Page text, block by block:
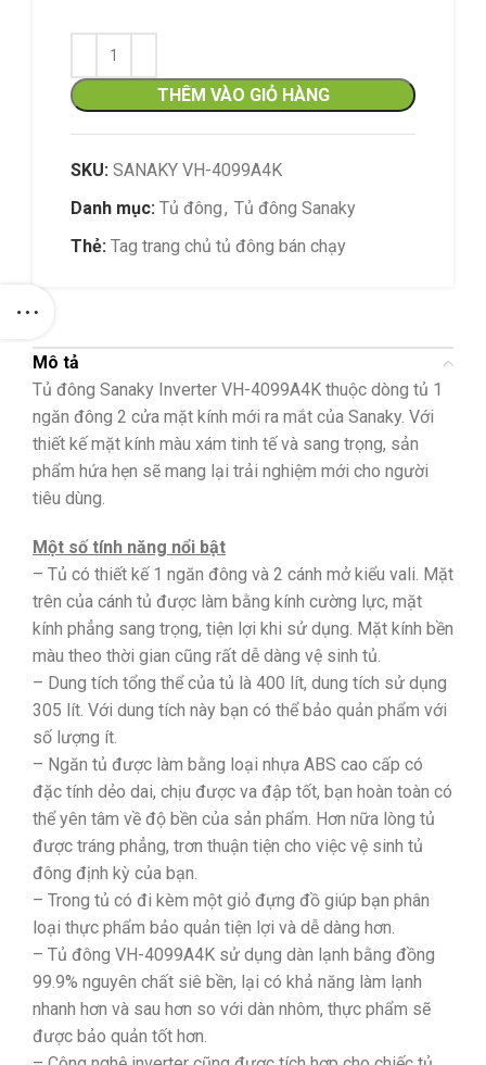
THÊM VÀO GIỎ HÀNG
SKU: SANAKY VH-4099A4K
Danh mục: Tủ đông, Tủ đông Sanaky
Thẻ: Tag trang chủ tủ đông bán chạy
Mô tả
Tủ đông Sanaky Inverter VH-4099A4K thuộc dòng tủ 1
ngăn đông 2 cửa mặt kính mới ra mắt của Sanaky. Với
thiết kế mặt kính màu xám tinh tế và sang trọng, sản
phẩm hứa hẹn sẽ mang lại trải nghiệm mới cho người
tiêu dùng.
Một số tính năng nổi bật
– Tủ có thiết kế 1 ngăn đông và 2 cánh mở kiểu vali. Mặt
trên của cánh tủ được làm bằng kính cường lực, mặt
kính phẳng sang trọng, tiện lợi khi sử dụng. Mặt kính bền
màu theo thời gian cũng rất dễ dàng vệ sinh tủ.
– Dung tích tổng thể của tủ là 400 lít, dung tích sử dụng
305 lít. Với dung tích này bạn có thể bảo quản phẩm với
số lượng ít.
– Ngăn tủ được làm bằng loại nhựa ABS cao cấp có
đặc tính dẻo dai, chịu được va đập tốt, bạn hoàn toàn có
thể yên tâm về độ bền của sản phẩm. Hơn nữa lòng tủ
được tráng phẳng, trơn thuận tiện cho việc vệ sinh tủ
đông định kỳ của bạn.
– Trong tủ có đi kèm một giỏ đựng đồ giúp bạn phân
loại thực phẩm bảo quản tiện lợi và dễ dàng hơn.
– Tủ đông VH-4099A4K sử dụng dàn lạnh bằng đồng
99.9% nguyên chất siê bền, lại có khả năng làm lạnh
nhanh hơn và sau hơn so với dàn nhôm, thực phẩm sẽ
được bảo quản tốt hơn.